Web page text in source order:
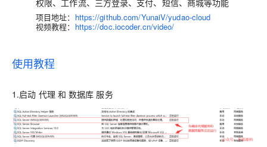
权限、工作流、三方登录、支付、短信、商城等功能
项目地址： https://github.com/YunaiV/yudao-cloud
视频教程： https://doc.iocoder.cn/video/
使用教程
1.启动 代理 和 数据库 服务